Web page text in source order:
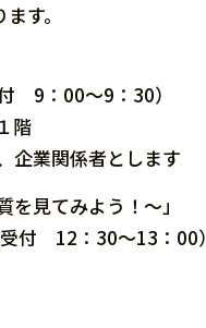
す。
9：00～9：30）
階
企業関係者とします
見てみよう！～」
付 12：30～13：00）